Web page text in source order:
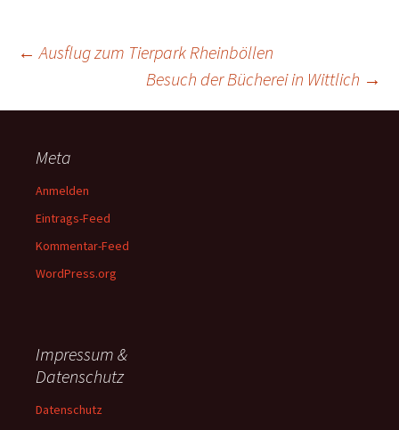
Beitragsnavigation
← Ausflug zum Tierpark Rheinböllen
Besuch der Bücherei in Wittlich →
Meta
Anmelden
Eintrags-Feed
Kommentar-Feed
WordPress.org
Impressum &
Datenschutz
Datenschutz